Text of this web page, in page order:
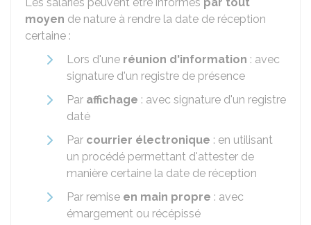
moyen de nature à rendre la date de réception
certaine :
Lors d'une réunion d'information : avec
signature d'un registre de présence
Par affichage : avec signature d'un registre
daté
Par courrier électronique : en utilisant
un procédé permettant d'attester de
manière certaine la date de réception
Par remise en main propre : avec
émargement ou récépissé